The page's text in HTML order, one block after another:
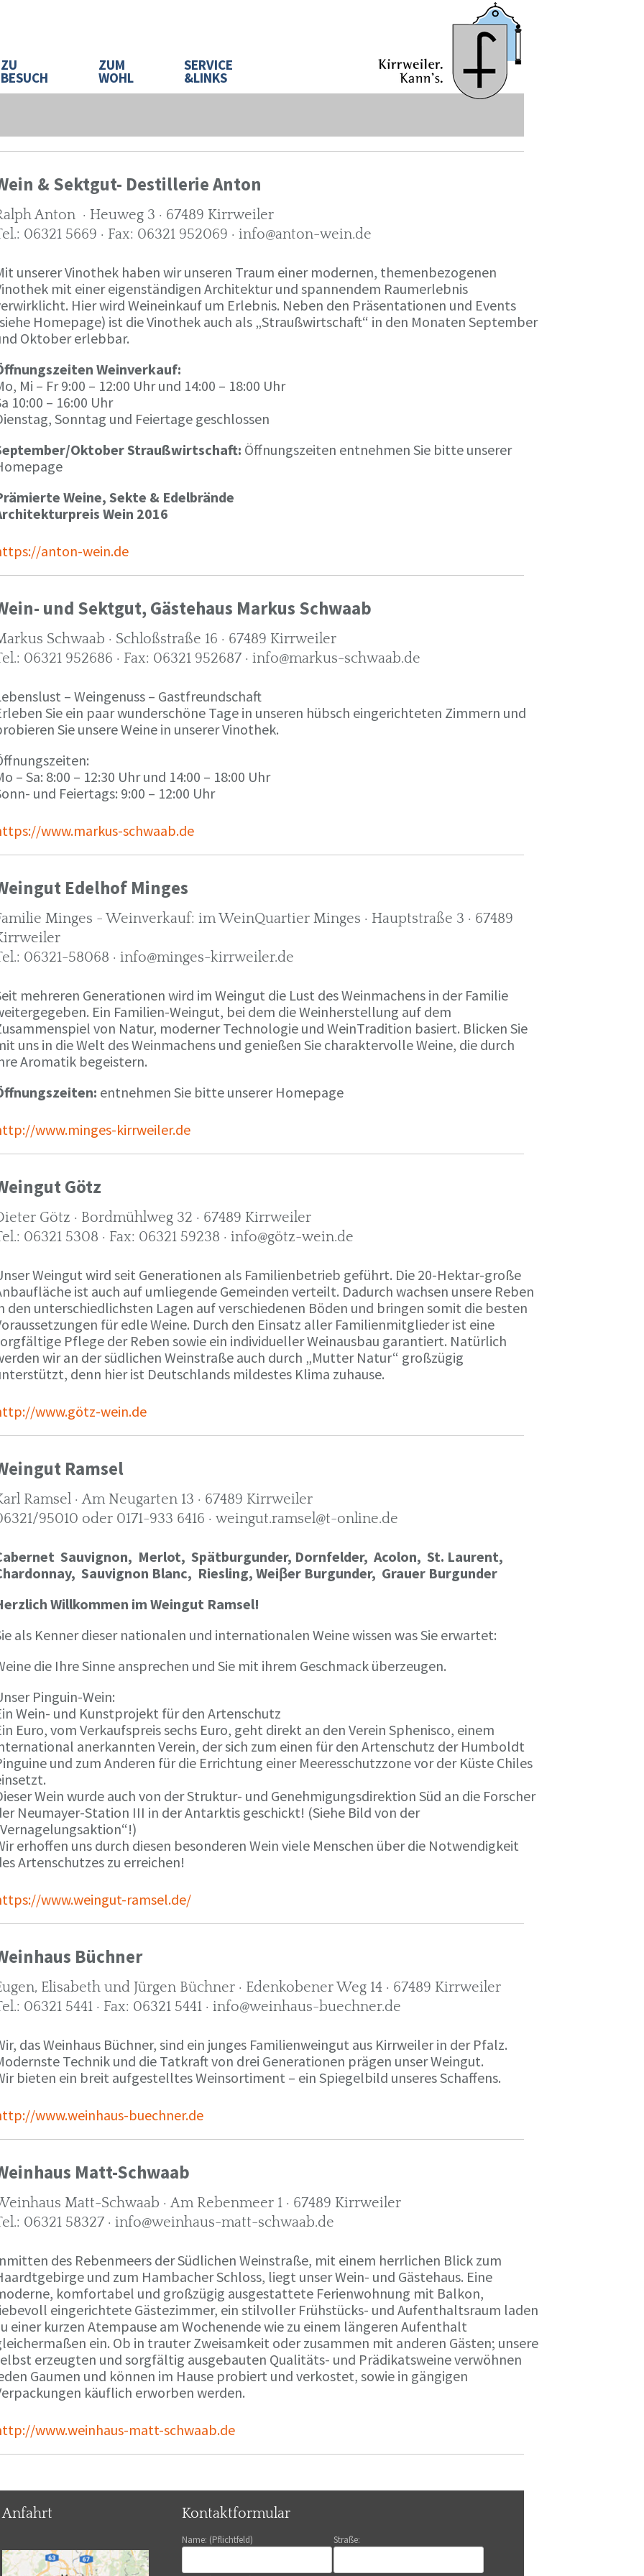
ZU
BESUCH
ZUM
WOHL
SERVICE
&LINKS
& Sektgut- Destillerie Anton
Anton · Heuweg 3 · 67489 Kirrweiler
06321 5669 · Fax: 06321 952069 · info@anton-wein.de
unserer Vinothek haben wir unseren Traum einer modernen, themenbezogenen
mit einer eigenständigen Architektur und spannendem Raumerlebnis
Hier wird Weineinkauf um Erlebnis. Neben den Präsentationen und Events
Homepage) ist die Vinothek auch als „Straußwirtschaft“ in den Monaten September
Oktober erlebbar.
Weinverkauf:
Mi – Fr 9:00 – 12:00 Uhr und 14:00 – 18:00 Uhr
10:00 – 16:00 Uhr
Sonntag und Feiertage geschlossen
Oktober Straußwirtschaft: Öffnungszeiten entnehmen Sie bitte unserer
Weine, Sekte & Edelbrände
Wein 2016
anton-wein.de
und Sektgut, Gästehaus Markus Schwaab
Schwaab · Schloßstraße 16 · 67489 Kirrweiler
06321 952686 · Fax: 06321 952687 · info@markus-schwaab.de
– Weingenuss – Gastfreundschaft
Sie ein paar wunderschöne Tage in unseren hübsch eingerichteten Zimmern und
Sie unsere Weine in unserer Vinothek.
– Sa: 8:00 – 12:30 Uhr und 14:00 – 18:00 Uhr
und Feiertags: 9:00 – 12:00 Uhr
www.markus-schwaab.de
Edelhof Minges
Minges - Weinverkauf: im WeinQuartier Minges · Hauptstraße 3 · 67489
06321-58068 · info@minges-kirrweiler.de
mehreren Generationen wird im Weingut die Lust des Weinmachens in der Familie
Ein Familien-Weingut, bei dem die Weinherstellung auf dem
von Natur, moderner Technologie und WeinTradition basiert. Blicken Sie
uns in die Welt des Weinmachens und genießen Sie charaktervolle Weine, die durch
Aromatik begeistern.
entnehmen Sie bitte unserer Homepage
www.minges-kirrweiler.de
Götz
Götz · Bordmühlweg 32 · 67489 Kirrweiler
06321 5308 · Fax: 06321 59238 · info@götz-wein.de
Weingut wird seit Generationen als Familienbetrieb geführt. Die 20-Hektar-große
ist auch auf umliegende Gemeinden verteilt. Dadurch wachsen unsere Reben
den unterschiedlichsten Lagen auf verschiedenen Böden und bringen somit die besten
für edle Weine. Durch den Einsatz aller Familienmitglieder ist eine
Pflege der Reben sowie ein individueller Weinausbau garantiert. Natürlich
wir an der südlichen Weinstraße auch durch „Mutter Natur“ großzügig
denn hier ist Deutschlands mildestes Klima zuhause.
www.götz-wein.de
Ramsel
Ramsel · Am Neugarten 13 · 67489 Kirrweiler
95010 oder 0171-933 6416 · weingut.ramsel@t-online.de
Sauvignon, Merlot, Spätburgunder, Dornfelder, Acolon, St. Laurent,
Sauvignon Blanc, Riesling, Weiβer Burgunder, Grauer Burgunder
Willkommen im Weingut Ramsel!
als Kenner dieser nationalen und internationalen Weine wissen was Sie erwartet:
die Ihre Sinne ansprechen und Sie mit ihrem Geschmack überzeugen.
Pinguin-Wein:
Wein- und Kunstprojekt für den Artenschutz
Euro, vom Verkaufspreis sechs Euro, geht direkt an den Verein Sphenisco, einem
anerkannten Verein, der sich zum einen für den Artenschutz der Humboldt
und zum Anderen für die Errichtung einer Meeresschutzzone vor der Küste Chiles
Wein wurde auch von der Struktur- und Genehmigungsdirektion Süd an die Forscher
Neumayer-Station III in der Antarktis geschickt! (Siehe Bild von der
erhoffen uns durch diesen besonderen Wein viele Menschen über die Notwendigkeit
Artenschutzes zu erreichen!
www.weingut-ramsel.de/
Büchner
Elisabeth und Jürgen Büchner · Edenkobener Weg 14 · 67489 Kirrweiler
06321 5441 · Fax: 06321 5441 · info@weinhaus-buechner.de
das Weinhaus Büchner, sind ein junges Familienweingut aus Kirrweiler in der Pfalz.
Technik und die Tatkraft von drei Generationen prägen unser Weingut.
bieten ein breit aufgestelltes Weinsortiment – ein Spiegelbild unseres Schaffens.
www.weinhaus-buechner.de
Matt-Schwaab
Matt-Schwaab · Am Rebenmeer 1 · 67489 Kirrweiler
06321 58327 · info@weinhaus-matt-schwaab.de
des Rebenmeers der Südlichen Weinstraße, mit einem herrlichen Blick zum
und zum Hambacher Schloss, liegt unser Wein- und Gästehaus. Eine
komfortabel und großzügig ausgestattete Ferienwohnung mit Balkon,
eingerichtete Gästezimmer, ein stilvoller Frühstücks- und Aufenthaltsraum laden
einer kurzen Atempause am Wochenende wie zu einem längeren Aufenthalt
ein. Ob in trauter Zweisamkeit oder zusammen mit anderen Gästen; unsere
erzeugten und sorgfältig ausgebauten Qualitäts- und Prädikatsweine verwöhnen
Gaumen und können im Hause probiert und verkostet, sowie in gängigen
käuflich erworben werden.
www.weinhaus-matt-schwaab.de
Anfahrt Kontaktformular
Name: (Pflichtfeld) Straße: